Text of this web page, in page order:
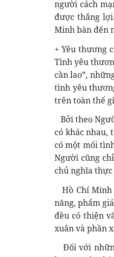
người cách
được thắng
Minh bàn đến
+ Yêu thương
Tình yêu
cần lao”,
tình yêu
trên toàn thế
Bởi theo
có khác nhau,
có một mối
Người cũng
chủ nghĩa thực
Hồ Chí Minh
năng, phẩm
đều có thiện
xuân và phần
Đối với